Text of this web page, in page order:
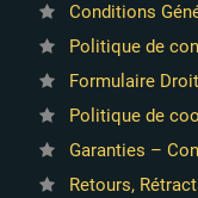
Conditions
Politique de
Formulaire
Politique de
Garanties –
Retours,